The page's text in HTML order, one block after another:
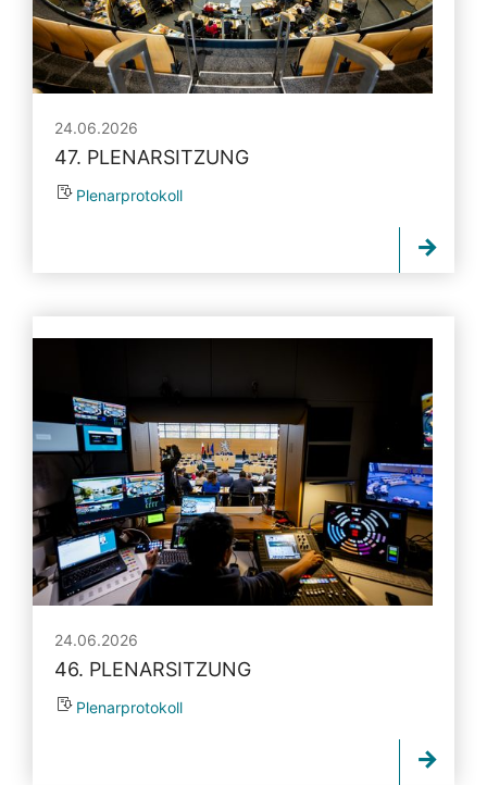
24.06.2026
47. PLENARSITZUNG
Plenarprotokoll
24.06.2026
46. PLENARSITZUNG
Plenarprotokoll